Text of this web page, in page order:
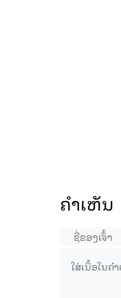
ຄໍາເຫັນ